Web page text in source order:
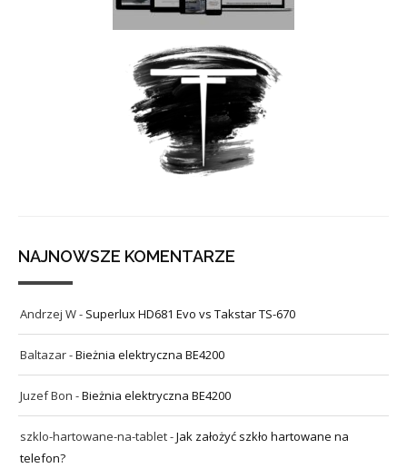
NAJNOWSZE KOMENTARZE
Andrzej W- Superlux HD681 Evo vs Takstar TS-670
Baltazar-Bieżnia elektryczna BE4200
Juzef Bon -Bieżnia elektryczna BE4200
szklo-hartowane-na-tablet-Jak założyć szkło hartowane na
telefon?